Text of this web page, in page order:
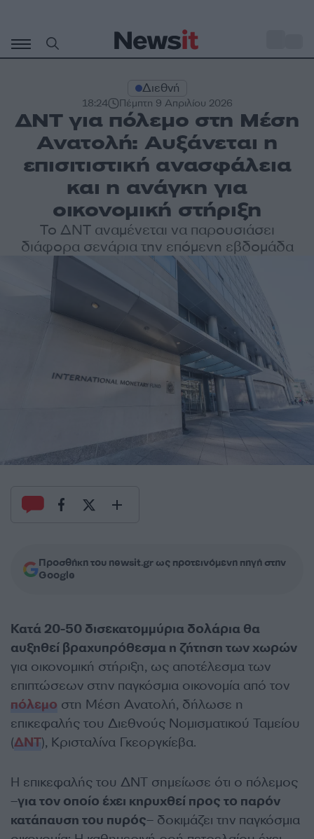
περιεχόμενο
Διεθνή
18:24 Πέμπτη 9 Απριλίου 2026
ΔΝΤ για πόλεμο στη Μέση
Ανατολή: Αυξάνεται η
επισιτιστική ανασφάλεια
και η ανάγκη για
οικονομική στήριξη
Το ΔΝΤ αναμένεται να παρουσιάσει
διάφορα σενάρια την επόμενη εβδομάδα
Προσθήκη του newsit.gr ως προτεινόμενη πηγή στην
Google
Κατά 20-50 δισεκατομμύρια δολάρια θα
αυξηθεί βραχυπρόθεσμα η ζήτηση των χωρών
για οικονομική στήριξη, ως αποτέλεσμα των
επιπτώσεων στην παγκόσμια οικονομία από τον
πόλεμο στη Μέση Ανατολή, δήλωσε η
επικεφαλής του Διεθνούς Νομισματικού Ταμείου
(ΔΝΤ), Κρισταλίνα Γκεοργκίεβα.
Η επικεφαλής του ΔΝΤ σημείωσε ότι ο πόλεμος
–για τον οποίο έχει κηρυχθεί προς το παρόν
κατάπαυση του πυρός– δοκιμάζει την παγκόσμια